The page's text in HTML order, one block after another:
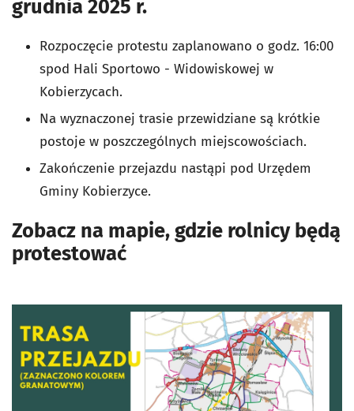
grudnia 2025 r.
Rozpoczęcie protestu zaplanowano o godz. 16:00
spod Hali Sportowo - Widowiskowej w
Kobierzycach.
Na wyznaczonej trasie przewidziane są krótkie
postoje w poszczególnych miejscowościach.
Zakończenie przejazdu nastąpi pod Urzędem
Gminy Kobierzyce.
Zobacz na mapie, gdzie rolnicy będą
protestować